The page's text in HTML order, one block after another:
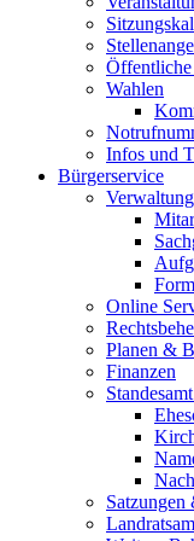
Öffentliche
Wahlen
Infos und
Bürgerservice
Verwaltung
Online
Planen &
Finanzen
Satzungen